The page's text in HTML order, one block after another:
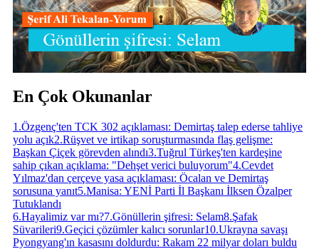
En Çok Okunanlar
1 .Özgenç'ten TCK 302 açıklaması: Demirtaş talep ederse tahliye
yolu açık2.Rüşvet ve irtikap soruşturmasında flaş gelişme:
Başkan Çiçek görevden alındı3.Tuğrul Türkeş'ten kardeşine
sahip çıkan açıklama: "Dehşet verici buluyorum"4.Cevdet
Yılmaz'dan çerçeve yasa açıklaması: Öcalan ve Demirtaş
sorusuna yanıt5.Manisa: YENİ Parti İl Başkanı İlksen Özalper
Tutuklandı
6.Hayalimiz var mı?7.Gönüllerin şifresi: Selam8.Şafak
Süvarileri9.Geçici çözümler kalıcı sorunlar10.Ukrayna savaşı
Pyongyang'ın kasasını doldurdu: Rakam 22 milyar doları buldu